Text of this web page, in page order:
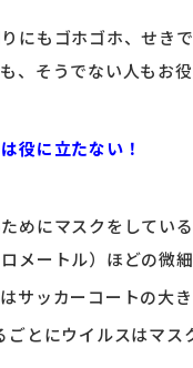
にもゴホゴホ、せき
、そうでない人もお
役に立たない！
めにマスクをしてい
メートル）ほどの微
サッカーコートの大き
ごとにウイルスはマス